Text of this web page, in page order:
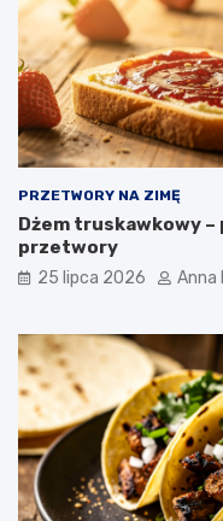
PRZETWORY NA ZIMĘ
Dżem truskawkowy
przetwory
25 lipca 2026 Anna